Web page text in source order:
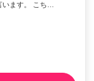
います。 こち…